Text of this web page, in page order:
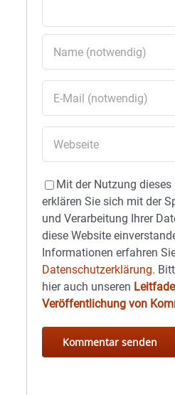
Mit der Nutzung
erklären Sie sich mit der
und Verarbeitung Ihrer
diese Website
Informationen erfahren
Datenschutzerklärung.
hier auch unseren
Veröffentlichung von